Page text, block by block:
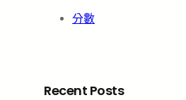
分數
Recent Posts